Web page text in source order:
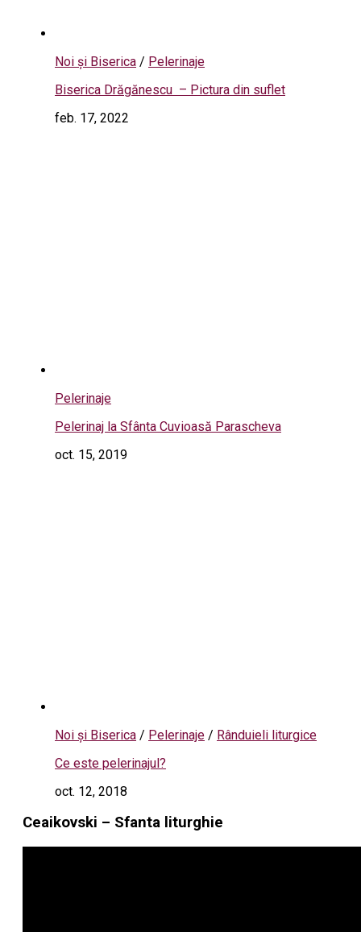
Noi și Biserica / Pelerinaje
Biserica Drăgănescu – Pictura din suflet
feb. 17, 2022
Pelerinaje
Pelerinaj la Sfânta Cuvioasă Parascheva
oct. 15, 2019
Noi și Biserica / Pelerinaje / Rânduieli liturgice
Ce este pelerinajul?
oct. 12, 2018
Ceaikovski – Sfanta liturghie